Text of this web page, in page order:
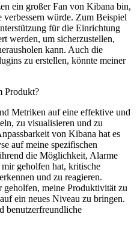
ein großer Fan von Kibana bin,
verbessern würde. Zum Beispiel
für die Einrichtung
werden, um sicherzustellen,
kann. Auch die
zu erstellen, könnte meiner
Produkt?
Metriken auf eine effektive und
zu visualisieren und zu
von Kibana hat es
auf meine spezifischen
die Möglichkeit, Alarme
mir geholfen hat, kritische
und zu reagieren.
geholfen, meine Produktivität zu
ein neues Niveau zu bringen.
benutzerfreundliche